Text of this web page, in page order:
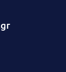
r